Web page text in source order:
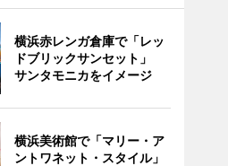
横浜赤レンガ倉庫で「レッ
ドブリックサンセット」
サンタモニカをイメージ
横浜美術館で「マリー・ア
ントワネット・スタイル」